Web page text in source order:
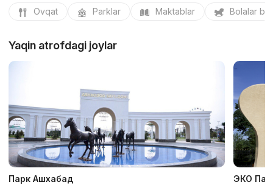
Ovqat Parklar Maktablar Bolalar
Yaqin atrofdagi joylar
Парк Ашхабад ЭКО